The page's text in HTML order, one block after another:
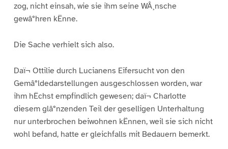
zog, nicht einsah, wie sie ihm seine WÂ¸nsche
gewâ°hren kËnne.
Die Sache verhielt sich also.
Daï¬ Ottilie durch Lucianens Eifersucht von den
Gemâ°ldedarstellungen ausgeschlossen worden, war
ihm hËchst empfindlich gewesen; daï¬ Charlotte
diesem glâ°nzenden Teil der geselligen Unterhaltung
nur unterbrochen beiwohnen kËnnen, weil sie sich nicht
wohl befand, hatte er gleichfalls mit Bedauern bemerkt.